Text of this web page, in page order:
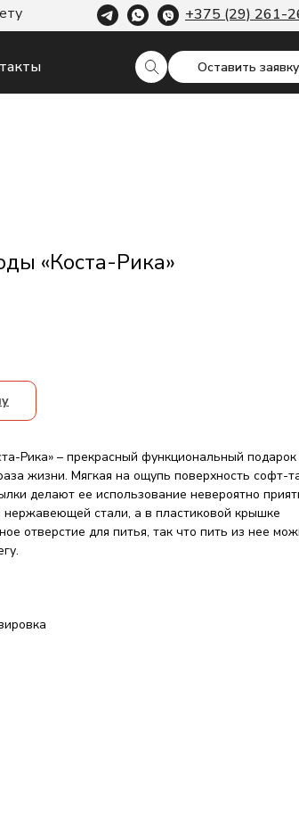
Оставить заявку
+375 (29) 261-
«Коста-Рика»
Рика» – прекрасный функциональный подарок
жизни. Мягкая на ощупь поверхность софт-
делают ее использование невероятно
нержавеющей стали, а в пластиковой крышке
отверстие для питья, так что пить из нее